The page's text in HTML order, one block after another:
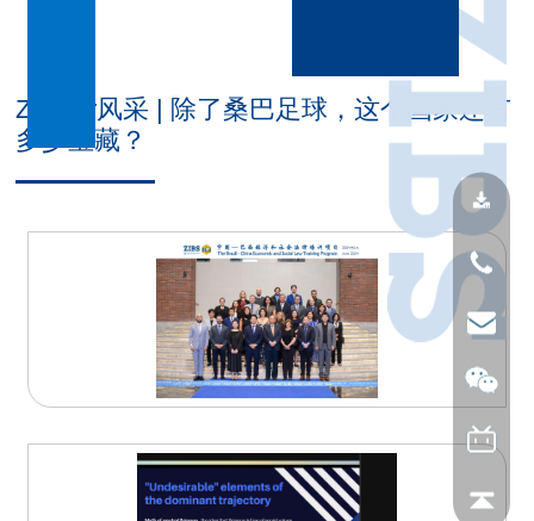
ZIBSer风采 | 除了桑巴足球，这个国家还有
多少宝藏？